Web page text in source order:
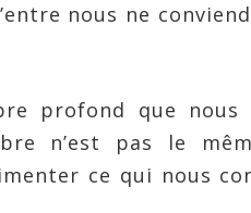
nous ne
profond que nous
n’est pas le
ce qui nous